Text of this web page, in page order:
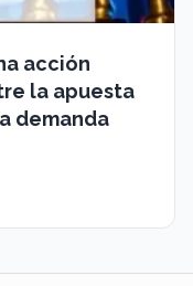
acción
la apuesta
demanda